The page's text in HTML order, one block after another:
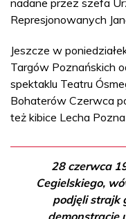
Represjonowanych
Jeszcze w
Targów Poznańskich
spektaklu Teatru
Bohaterów Czerwca
też kibice Lecha
28 czerwca
Cegielskiego,
podjęli strajk
demonstrację